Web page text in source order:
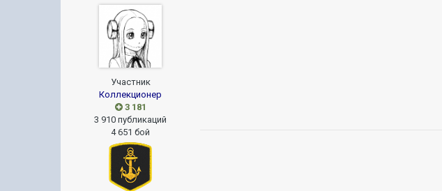
Участник
Коллекционер
3 181
3 910 публикаций
4 651 бой